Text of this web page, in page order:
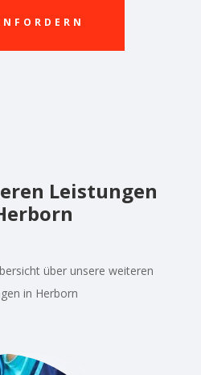
Leistungen
über unsere weiteren
in Herborn